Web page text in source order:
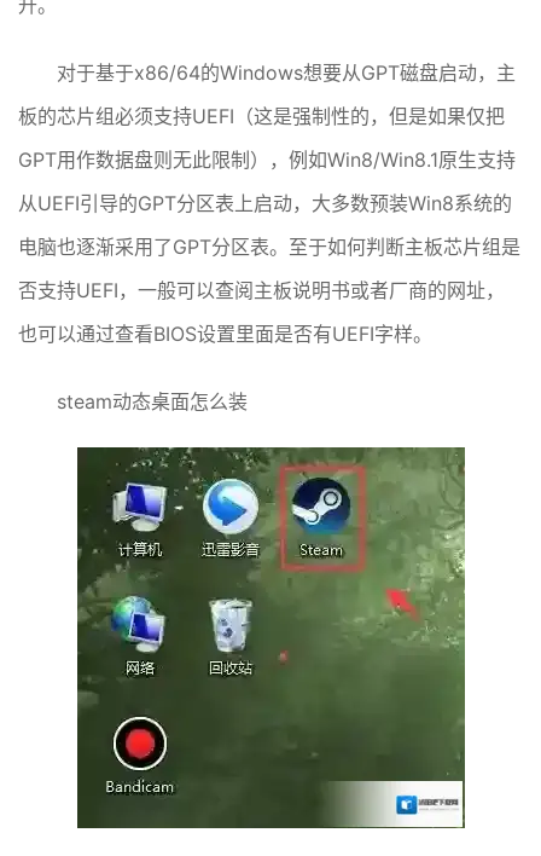
升。
对于基于x86/64的Windows想要从GPT磁盘启动，主
板的芯片组必须支持UEFI（这是强制性的，但是如果仅把
GPT用作数据盘则无此限制），例如Win8/Win8.1原生支持
从UEFI引导的GPT分区表上启动，大多数预装Win8系统的
电脑也逐渐采用了GPT分区表。至于如何判断主板芯片组是
否支持UEFI，一般可以查阅主板说明书或者厂商的网址，
也可以通过查看BIOS设置里面是否有UEFI字样。
steam动态桌面怎么装